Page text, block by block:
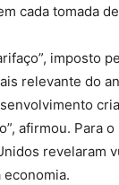
cada tomada de
imposto
relevante do
afirmou. Para
revelaram